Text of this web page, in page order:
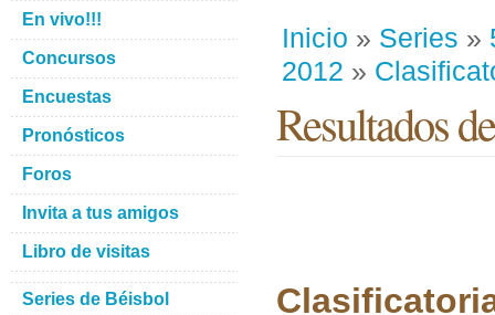
Inicio » Series »
2012 »
Resultados
En vivo!!!
Concursos
Encuestas
Pronósticos
Foros
Invita a tus amigos
Libro de visitas
Series de Béisbol